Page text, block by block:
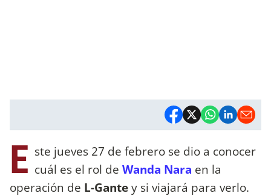
E ste jueves 27 de febrero se dio a conocer
cuál es el rol de Wanda Nara en la
operación de L-Gantey si viajará para verlo.